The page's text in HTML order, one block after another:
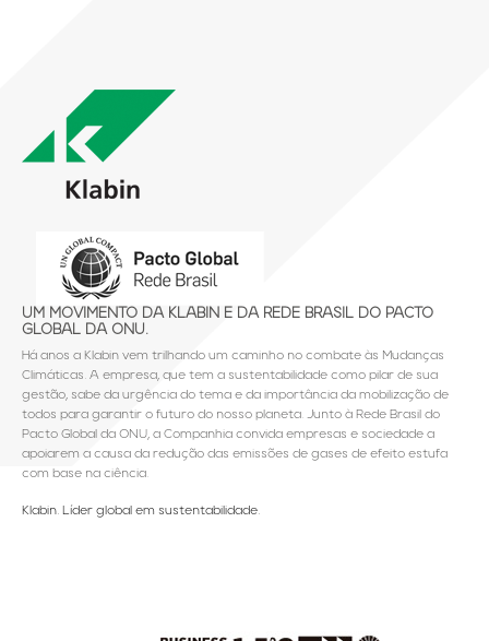
UM MOVIMENTO DA KLABIN E DA REDE BRASIL DO PACTO
GLOBAL DA ONU.
Há anos a Klabin vem trilhando um caminho no combate às Mudanças
Climáticas. A empresa, que tem a sustentabilidade como pilar de sua
gestão, sabe da urgência do tema e da importância da mobilização de
todos para garantir o futuro do nosso planeta. Junto à Rede Brasil do
Pacto Global da ONU, a Companhia convida empresas e sociedade a
apoiarem a causa da redução das emissões de gases de efeito estufa
com base na ciência.
Klabin. Líder global em sustentabilidade.